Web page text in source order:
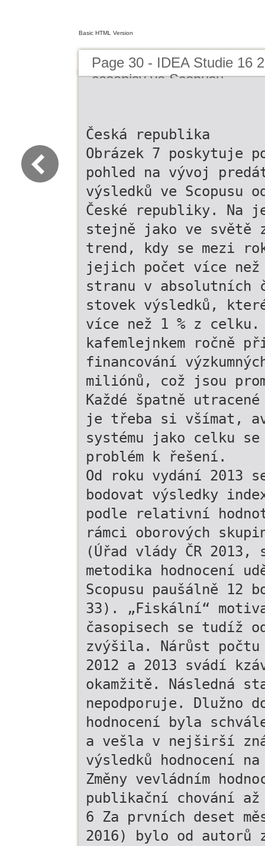
Basic HTML Version
Page 30 - IDEA Studie 16
casopisy ve Scopusu
Česká republika
Obrázek 7 poskytuje
pohled na vývoj
výsledků ve Scopusu
České republiky. Na
stejně jako ve světě
trend, kdy se mezi
jejich počet více než
stranu v
stovek výsledků,
více než 1 % z
kafemlejnkem ročně
financování
miliónů, což jsou
Každé špatně
je třeba si všímat,
systému jako celku
problém k řešení.
Od roku vydání 2013
bodovat výsledky
podle relativní
rámci oborových
(Úřad vlády ČR
metodika hodnocení
Scopusu paušálně 12
33). „Fiskální“
časopisech se tudíž
zvýšila. Nárůst počtu
2012 a 2013 svádí
okamžitě. Následná
nepodporuje. Dlužno
hodnocení byla
a vešla v nejširší
výsledků hodnocení
Změny vevládním
publikační chování až
6 Za prvních deset
2016) bylo od autorů